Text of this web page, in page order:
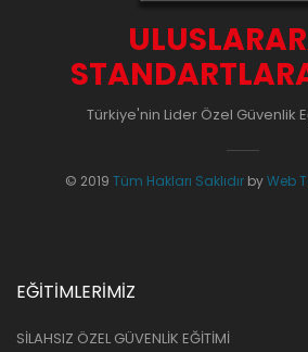
Türkiye'nin Lider Özel Güvenlik
© 2019 Tüm Hakları SaklıdırbyWeb
EĞİTİMLERİMİZ
SİLAHSIZ ÖZEL GÜVENLİK EĞİTİMİ